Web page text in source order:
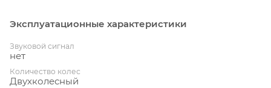
Эксплуатационные характеристики
Звуковой сигнал
нет
Количество колес
Двухколесный